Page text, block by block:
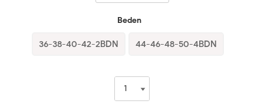
Beden
36-38-40-42-2BDN 44-46-48-50-4BDN